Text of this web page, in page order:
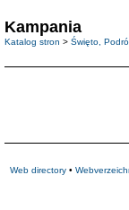
Kampania
Katalog stron > Święto,
Web directory •